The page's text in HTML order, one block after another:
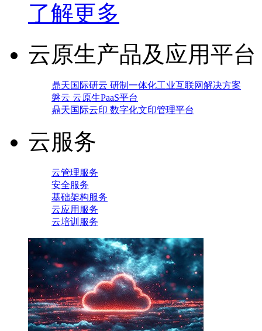
了解更多
云原生产品及应用平台
鼎天国际研云 研制一体化工业互联网解决方案
磐云 云原生PaaS平台
鼎天国际云印 数字化文印管理平台
云服务
云管理服务
安全服务
基础架构服务
云应用服务
云培训服务